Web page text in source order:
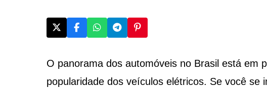
O panorama dos automóveis no Brasil está em
popularidade dos veículos elétricos. Se você se